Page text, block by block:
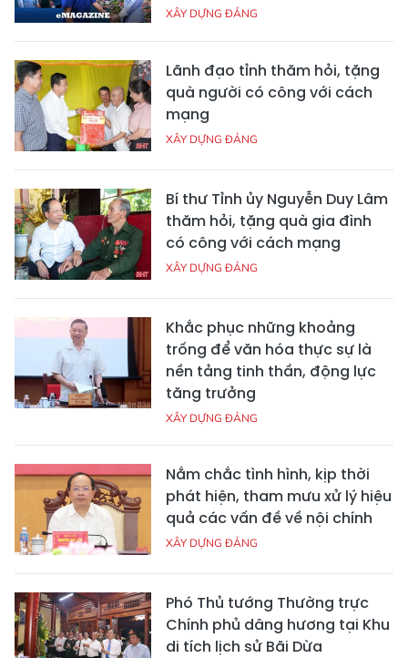
XÂY DỰNG ĐẢNG
Lãnh đạo tỉnh thăm hỏi, tặng
quà người có công với cách
mạng
XÂY DỰNG ĐẢNG
Bí thư Tỉnh ủy Nguyễn Duy Lâm
thăm hỏi, tặng quà gia đình
có công với cách mạng
XÂY DỰNG ĐẢNG
Khắc phục những khoảng
trống để văn hóa thực sự là
nền tảng tinh thần, động lực
tăng trưởng
XÂY DỰNG ĐẢNG
Nắm chắc tình hình, kịp thời
phát hiện, tham mưu xử lý hiệu
quả các vấn đề về nội chính
XÂY DỰNG ĐẢNG
Phó Thủ tướng Thường trực
Chính phủ dâng hương tại Khu
di tích lịch sử Bãi Dừa